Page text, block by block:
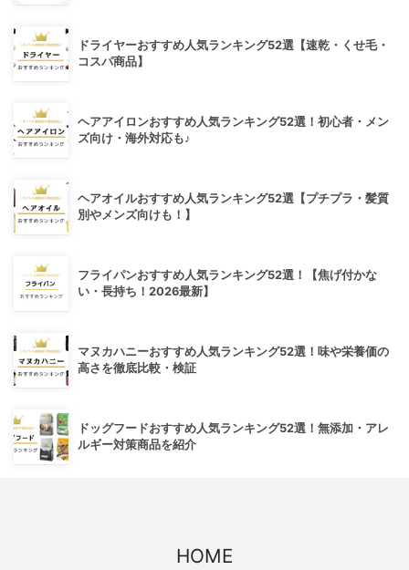
ドライヤーおすすめ人気ランキング52選【速乾・くせ毛・
コスパ商品】
ヘアアイロンおすすめ人気ランキング52選！初心者・メン
ズ向け・海外対応も♪
ヘアオイルおすすめ人気ランキング52選【プチプラ・髪質
別やメンズ向けも！】
フライパンおすすめ人気ランキング52選！【焦げ付かな
い・長持ち！2026最新】
マヌカハニーおすすめ人気ランキング52選！味や栄養価の
高さを徹底比較・検証
ドッグフードおすすめ人気ランキング52選！無添加・アレ
ルギー対策商品を紹介
HOME